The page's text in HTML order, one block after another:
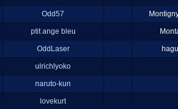
Odd57
ptit ange bleu
OddLaser
ulrichlyoko
naruto-kun
lovekurt